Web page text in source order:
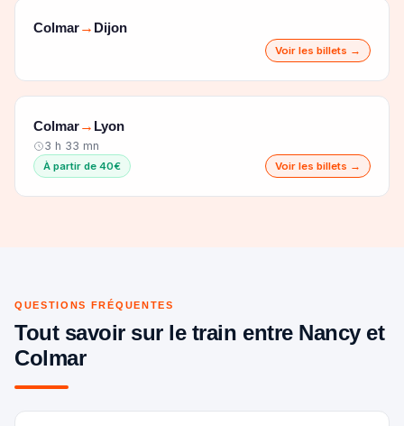
Colmar→ Dijon
Voir les billets →
Colmar→ Lyon
3 h 33 mn
À partir de 40€ Voir les billets →
QUESTIONS FRÉQUENTES
Tout savoir sur le train entre Nancy et
Colmar